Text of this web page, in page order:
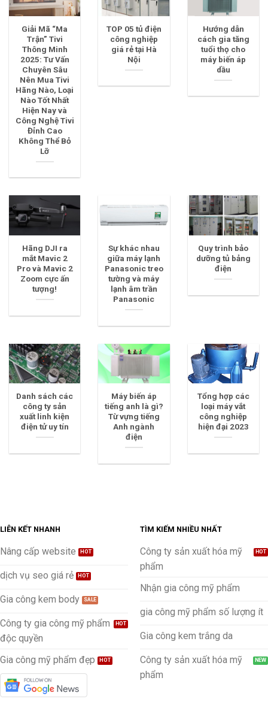
Giải Mã “Ma
Trận” Tivi
Thông Minh
2025: Tư Vấn
Chuyên Sâu
Nên Mua Tivi
Hãng Nào, Loại
Nào Tốt Nhất
Hiện Nay và
Công Nghệ Tivi
Đỉnh Cao
Không Thể Bỏ
Lỡ
TOP 05 tủ điện
công nghiệp
giá rẻ tại Hà
Nội
Hướng dẫn
cách gia tăng
tuổi thọ cho
máy biến áp
dầu
Hãng DJI ra
mắt Mavic 2
Pro và Mavic 2
Zoom cực ấn
tượng!
Sự khác nhau
giữa máy lạnh
Panasonic treo
tường và máy
lạnh âm trần
Panasonic
Quy trình bảo
dưỡng tủ bảng
điện
Danh sách các
công ty sản
xuất linh kiện
điện tử uy tín
Máy biến áp
tiếng anh là gì?
Từ vựng tiếng
Anh ngành
điện
Tổng hợp các
loại máy vắt
công nghiệp
hiện đại 2023
LIÊN KẾT NHANH
Nâng cấp website
dịch vụ seo giá rẻ
Gia công kem body
Công ty gia công mỹ phẩm
độc quyền
Gia công mỹ phẩm đẹp
TÌM KIẾM NHIỀU NHẤT
Công ty sản xuất hóa mỹ
phẩm
Nhận gia công mỹ phẩm
gia công mỹ phẩm số lượng ít
Gia công kem trắng da
Công ty sản xuất hóa mỹ
phẩm